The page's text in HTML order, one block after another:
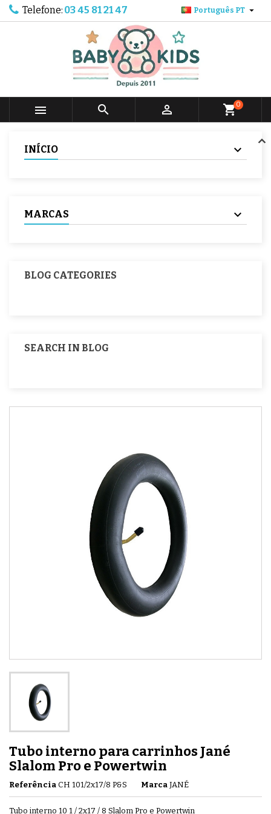
Telefone: 03 45 81 21 47 Português PT 
   shopping_cart0
INÍCIO
MARCAS
BLOG CATEGORIES
SEARCH IN BLOG
Tubo interno para carrinhos Jané
Slalom Pro e Powertwin
Referência CH 101/2x17/8 P&S Marca JANÉ
Tubo interno 10 1 / 2x17 / 8 Slalom Pro e Powertwin